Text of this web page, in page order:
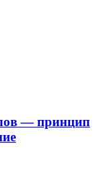
— принцип